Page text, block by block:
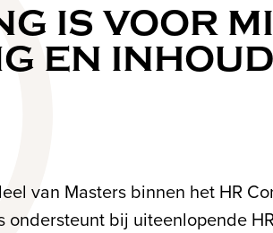
IS VOOR
EN
van Masters binnen het HR
bij uiteenlopende